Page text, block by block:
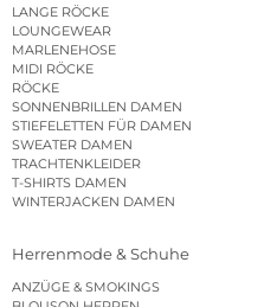
LANGE RÖCKE
LOUNGEWEAR
MARLENEHOSE
MIDI RÖCKE
RÖCKE
SONNENBRILLEN DAMEN
STIEFELETTEN FÜR DAMEN
SWEATER DAMEN
TRACHTENKLEIDER
T-SHIRTS DAMEN
WINTERJACKEN DAMEN
Herrenmode & Schuhe
ANZÜGE & SMOKINGS